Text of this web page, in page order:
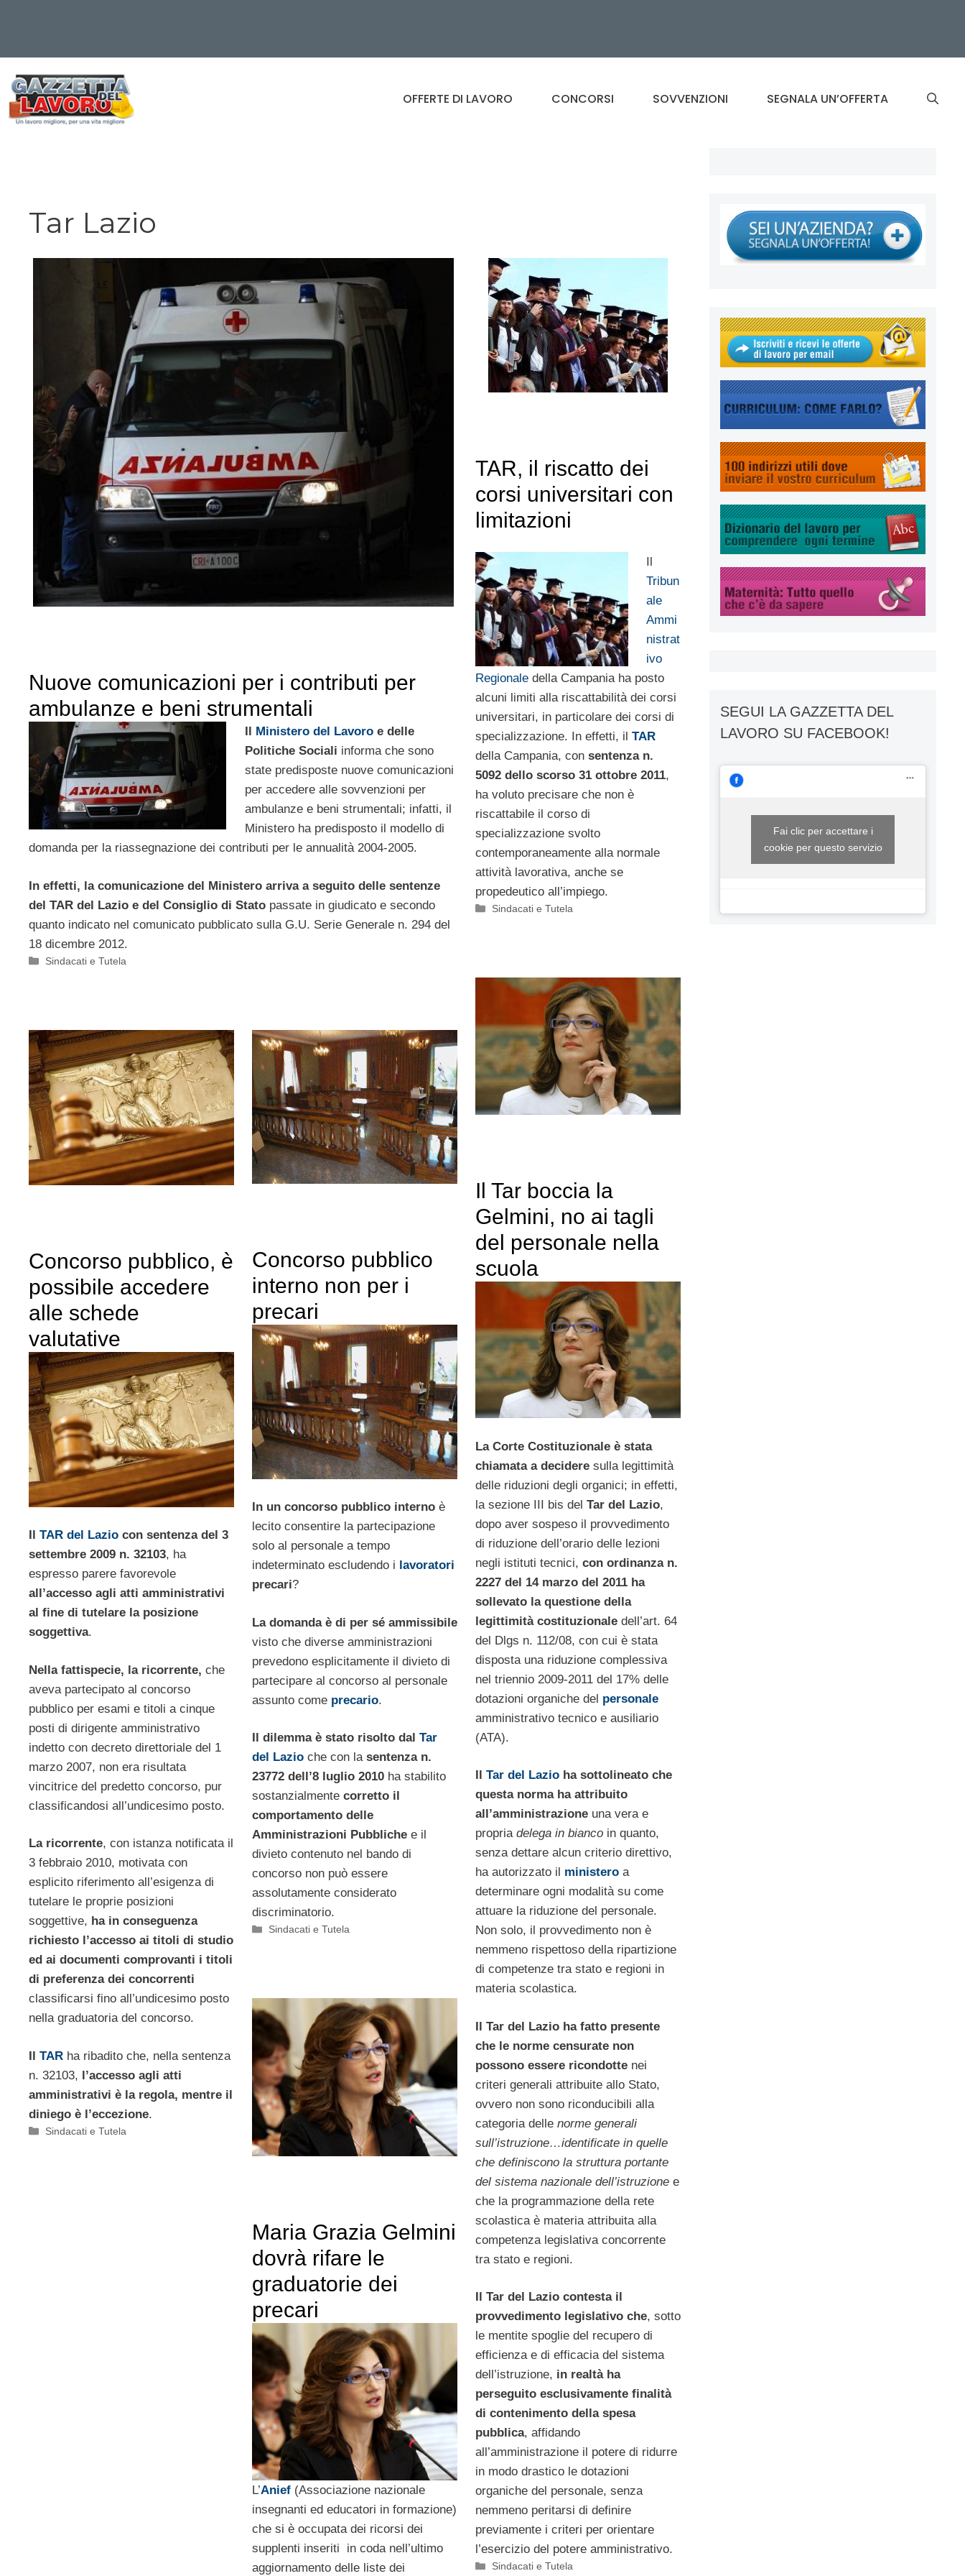
contenuto
OFFERTE DI LAVORO CONCORSI SOVVENZIONI SEGNALA UN’OFFERTA
Tar Lazio
Nuove comunicazioni per i contributi per
ambulanze e beni strumentali
Ministero del Lavoroe delle
Politiche Sociali informa che sono
state predisposte nuove comunicazioni
per accedere alle sovvenzioni per
ambulanze e beni strumentali; infatti, il
Ministero ha predisposto il modello di
domanda per la riassegnazione dei contributi per le annualità 2004-2005.
In effetti, la comunicazione del Ministero arriva a seguito delle sentenze
del TAR del Lazio e del Consiglio di Stato passate in giudicato e secondo
quanto indicato nel comunicato pubblicato sulla G.U. Serie Generale n. 294 del
18 dicembre 2012.
Categorie
Sindacati e Tutela
TAR, il riscatto dei
corsi universitari con
limitazioni
Il
Tribun
ale
Ammi
nistrat
ivo
Regionaledella Campania ha posto
alcuni limiti alla riscattabilità dei corsi
universitari, in particolare dei corsi di
specializzazione. In effetti, il TAR
della Campania, con sentenza n.
5092 dello scorso 31 ottobre 2011,
ha voluto precisare che non è
riscattabile il corso di
specializzazione svolto
contemporaneamente alla normale
attività lavorativa, anche se
propedeutico all’impiego.
Categorie
Sindacati e Tutela
Il Tar boccia la
Gelmini, no ai tagli
del personale nella
scuola
La Corte Costituzionale è stata
chiamata a decideresulla legittimità
delle riduzioni degli organici; in effetti,
la sezione III bis del Tar del Lazio,
dopo aver sospeso il provvedimento
di riduzione dell’orario delle lezioni
negli istituti tecnici, con ordinanza n.
2227 del 14 marzo del 2011 ha
sollevato la questione della
legittimità costituzionaledell’art. 64
del Dlgs n. 112/08, con cui è stata
disposta una riduzione complessiva
nel triennio 2009-2011 del 17% delle
dotazioni organiche del personale
amministrativo tecnico e ausiliario
(ATA).
Tar del Lazioha sottolineato che
questa norma ha attribuito
all’amministrazioneuna vera e
propria delega in biancoin quanto,
senza dettare alcun criterio direttivo,
ha autorizzato il ministeroa
determinare ogni modalità su come
attuare la riduzione del personale.
Non solo, il provvedimento non è
nemmeno rispettoso della ripartizione
di competenze tra stato e regioni in
materia scolastica.
Il Tar del Lazio ha fatto presente
che le norme censurate non
possono essere ricondottenei
criteri generali attribuite allo Stato,
ovvero non sono riconducibili alla
categoria delle norme generali
sull’istruzione…identificate in quelle
che definiscono la struttura portante
del sistema nazionale dell’istruzionee
che la programmazione della rete
scolastica è materia attribuita alla
competenza legislativa concorrente
tra stato e regioni.
Il Tar del Lazio contesta il
provvedimento legislativo che, sotto
le mentite spoglie del recupero di
efficienza e di efficacia del sistema
dell’istruzione, in realtà ha
perseguito esclusivamente finalità
di contenimento della spesa
pubblica, affidando
all’amministrazione il potere di ridurre
in modo drastico le dotazioni
organiche del personale, senza
nemmeno peritarsi di definire
previamente i criteri per orientare
l’esercizio del potere amministrativo.
Categorie
Sindacati e Tutela
Concorso pubblico, è
possibile accedere
alle schede
valutative
TAR del Lazio con sentenza del 3
settembre 2009 n. 32103, ha
espresso parere favorevole
all’accesso agli atti amministrativi
al fine di tutelare la posizione
soggettiva.
Nella fattispecie, la ricorrente, che
aveva partecipato al concorso
pubblico per esami e titoli a cinque
posti di dirigente amministrativo
indetto con decreto direttoriale del 1
marzo 2007, non era risultata
vincitrice del predetto concorso, pur
classificandosi all’undicesimo posto.
La ricorrente, con istanza notificata il
3 febbraio 2010, motivata con
esplicito riferimento all’esigenza di
tutelare le proprie posizioni
soggettive, ha in conseguenza
richiesto l’accesso ai titoli di studio
ed ai documenti comprovanti i titoli
di preferenza dei concorrenti
classificarsi fino all’undicesimo posto
nella graduatoria del concorso.
Il TAR ha ribadito che, nella sentenza
n. 32103, l’accesso agli atti
amministrativi è la regola, mentre il
diniego è l’eccezione.
Categorie
Sindacati e Tutela
Concorso pubblico
interno non per i
precari
In un concorso pubblico internoè
lecito consentire la partecipazione
solo al personale a tempo
indeterminato escludendo i lavoratori
precari?
La domanda è di per sé ammissibile
visto che diverse amministrazioni
prevedono esplicitamente il divieto di
partecipare al concorso al personale
assunto come precario.
Il dilemma è stato risolto dal Tar
del Lazioche con la sentenza n.
23772 dell’8 luglio 2010ha stabilito
sostanzialmente corretto il
comportamento delle
Amministrazioni Pubblichee il
divieto contenuto nel bando di
concorso non può essere
assolutamente considerato
discriminatorio.
Categorie
Sindacati e Tutela
Maria Grazia Gelmini
dovrà rifare le
graduatorie dei
precari
L’Anief(Associazione nazionale
insegnanti ed educatori in formazione)
che si è occupata dei ricorsi dei
supplenti inseriti in coda nell’ultimo
aggiornamento delle liste dei
SEGUI LA GAZZETTA DEL
LAVORO SU FACEBOOK!
Fai clic per accettare i
cookie per questo servizio